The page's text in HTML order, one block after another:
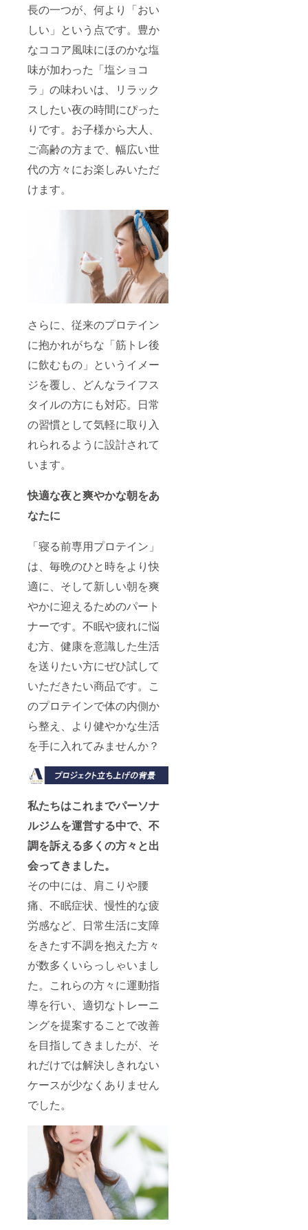
長の一つが、何より「おい
しい」という点です。豊か
なココア風味にほのかな塩
味が加わった「塩ショコ
ラ」の味わいは、リラック
スしたい夜の時間にぴった
りです。お子様から大人、
ご高齢の方まで、幅広い世
代の方々にお楽しみいただ
けます。
さらに、従来のプロテイン
に抱かれがちな「筋トレ後
に飲むもの」というイメー
ジを覆し、どんなライフス
タイルの方にも対応。日常
の習慣として気軽に取り入
れられるように設計されて
います。
快適な夜と爽やかな朝をあ
なたに
「寝る前専用プロテイン」
は、毎晩のひと時をより快
適に、そして新しい朝を爽
やかに迎えるためのパート
ナーです。不眠や疲れに悩
む方、健康を意識した生活
を送りたい方にぜひ試して
いただきたい商品です。こ
のプロテインで体の内側か
ら整え、より健やかな生活
を手に入れてみませんか？
私たちはこれまでパーソナ
ルジムを運営する中で、不
調を訴える多くの方々と出
会ってきました。
その中には、肩こりや腰
痛、不眠症状、慢性的な疲
労感など、日常生活に支障
をきたす不調を抱えた方々
が数多くいらっしゃいまし
た。これらの方々に運動指
導を行い、適切なトレーニ
ングを提案することで改善
を目指してきましたが、そ
れだけでは解決しきれない
ケースが少なくありません
でした。